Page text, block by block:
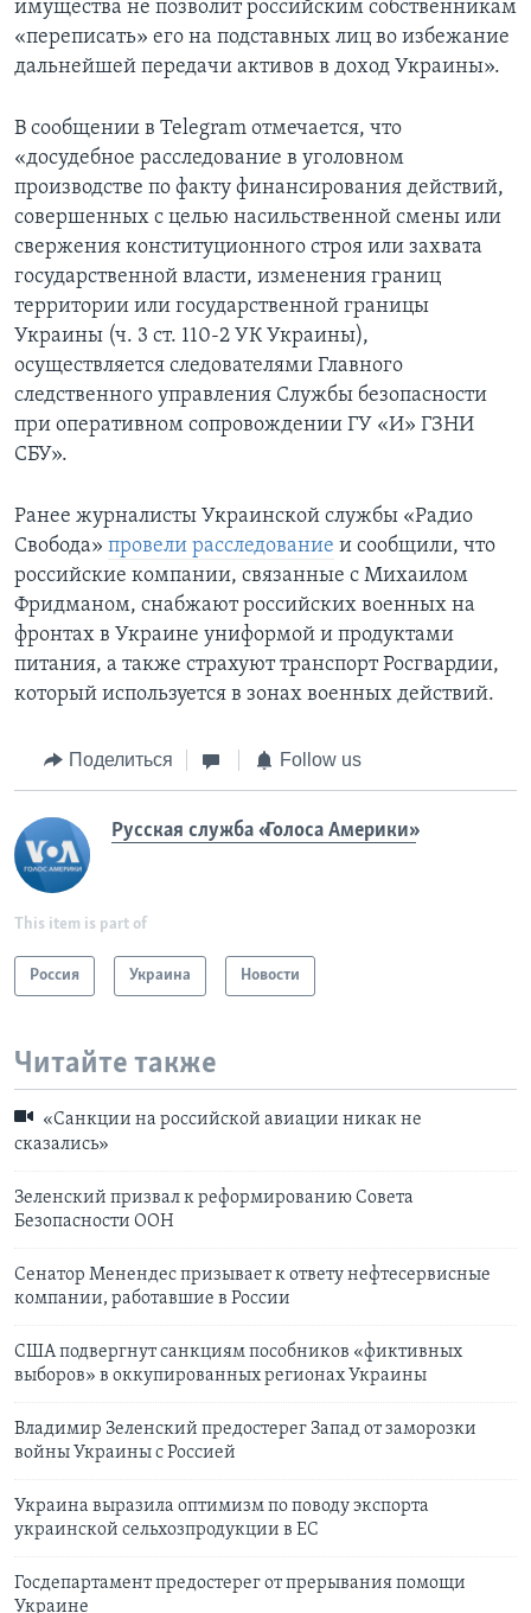
имущества не позволит российским собственникам
«переписать» его на подставных лиц во избежание
дальнейшей передачи активов в доход Украины».
В сообщении в Telegram отмечается, что
«досудебное расследование в уголовном
производстве по факту финансирования действий,
совершенных с целью насильственной смены или
свержения конституционного строя или захвата
государственной власти, изменения границ
территории или государственной границы
Украины (ч. 3 ст. 110-2 УК Украины),
осуществляется следователями Главного
следственного управления Службы безопасности
при оперативном сопровождении ГУ «И» ГЗНИ
СБУ».
Ранее журналисты Украинской службы «Радио
Свобода» провели расследование и сообщили, что
российские компании, связанные с Михаилом
Фридманом, снабжают российских военных на
фронтах в Украине униформой и продуктами
питания, а также страхуют транспорт Росгвардии,
который используется в зонах военных действий.
Поделиться Follow us
Русская служба «Голоса Америки»
This item is part of
Россия Украина Новости
Читайте также
«Санкции на российской авиации никак не
сказались»
Зеленский призвал к реформированию Совета
Безопасности ООН
Сенатор Менендес призывает к ответу нефтесервисные
компании, работавшие в России
США подвергнут санкциям пособников «фиктивных
выборов» в оккупированных регионах Украины
Владимир Зеленский предостерег Запад от заморозки
войны Украины с Россией
Украина выразила оптимизм по поводу экспорта
украинской сельхозпродукции в ЕС
Госдепартамент предостерег от прерывания помощи
Украине